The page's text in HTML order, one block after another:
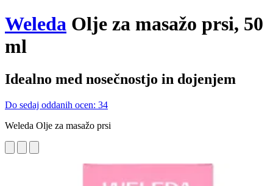
Weleda Olje za masažo prsi, 50
ml
Idealno med nosečnostjo in dojenjem
Do sedaj oddanih ocen: 34
Weleda Olje za masažo prsi